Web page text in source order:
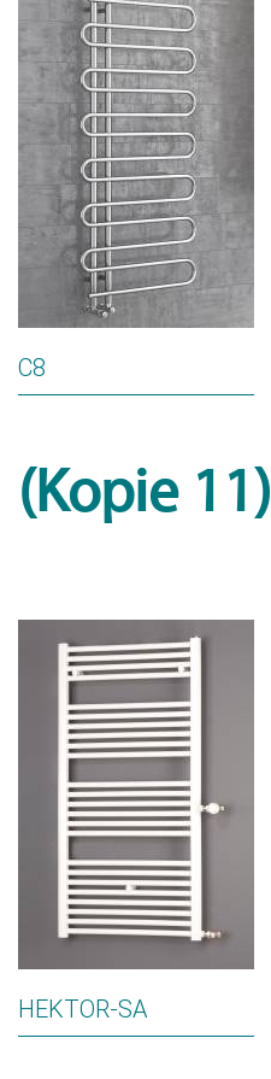
C8
(Kopie 11)
HEKTOR-SA